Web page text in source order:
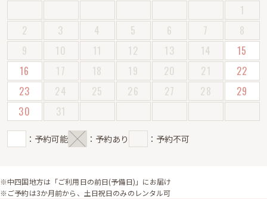
1
2
3 4 5 6 7
8
9
10 11 12 13 14
15
16
17 18 19 20 21
22
23
24 25 26 27 28
29
30
31
：予約可能 ：予約あり ：予約不可
※中四国地方は「ご利用日の前日(予備日)」にお届け
※ご予約は3か月前から、土日祝日のみのレンタル可